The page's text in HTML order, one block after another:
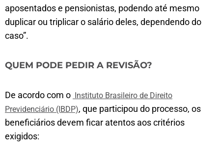
aposentados e pensionistas, podendo até mesmo
duplicar ou triplicar o salário deles, dependendo do
caso”.
QUEM PODE PEDIR A REVISÃO?
De acordo com o Instituto Brasileiro de Direito
Previdenciário (IBDP), que participou do processo, os
beneficiários devem ficar atentos aos critérios
exigidos: